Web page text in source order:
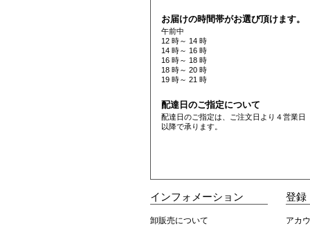
お届けの時間帯がお選び頂けます。
午前中
12 時～ 14 時
14 時～ 16 時
16 時～ 18 時
18 時～ 20 時
19 時～ 21 時
配達日のご指定について
配達日のご指定は、ご注文日より４営業日
以降で承ります。
インフォメーション
卸販売について
登録
アカ